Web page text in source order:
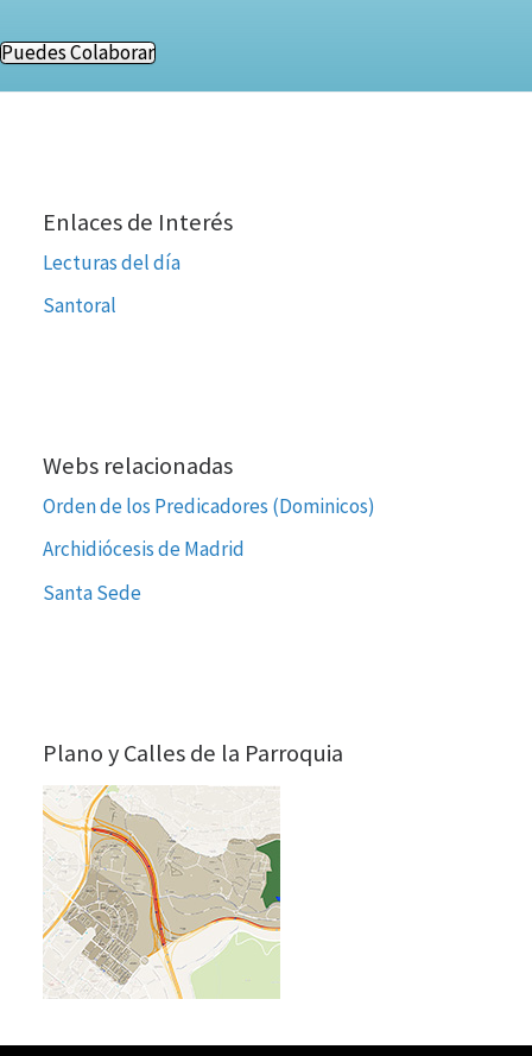
Puedes Colaborar
Enlaces de Interés
Lecturas del día
Santoral
Webs relacionadas
Orden de los Predicadores (Dominicos)
Archidiócesis de Madrid
Santa Sede
Plano y Calles de la Parroquia